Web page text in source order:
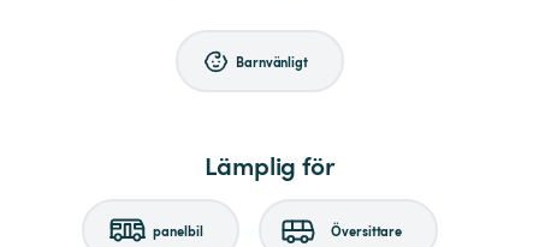
Barnvänligt
Lämplig för
panelbil Översittare